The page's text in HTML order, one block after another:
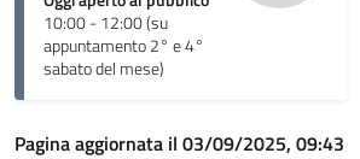
10:00 - 12:00 (su
appuntamento 2° e 4°
sabato del mese)
Pagina aggiornata il 03/09/2025, 09:43